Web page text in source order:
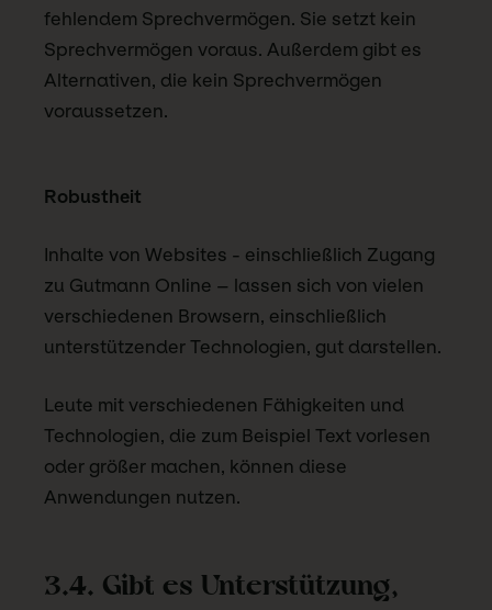
fehlendem Sprechvermögen. Sie setzt kein
Sprechvermögen voraus. Außerdem gibt es
Alternativen, die kein Sprechvermögen
voraussetzen.
Robustheit
Inhalte von Websites - einschließlich Zugang
zu Gutmann Online – lassen sich von vielen
verschiedenen Browsern, einschließlich
unterstützender Technologien, gut darstellen.
Leute mit verschiedenen Fähigkeiten und
Technologien, die zum Beispiel Text vorlesen
oder größer machen, können diese
Anwendungen nutzen.
3.4. Gibt es Unterstützung,